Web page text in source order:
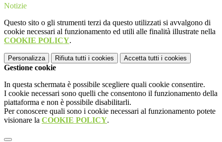
Notizie
Questo sito o gli strumenti terzi da questo utilizzati si avvalgono di
cookie necessari al funzionamento ed utili alle finalità illustrate nella
COOKIE POLICY.
Personalizza Rifiuta tutti i cookies Accetta tutti i cookies
Gestione cookie
In questa schermata è possibile scegliere quali cookie consentire.
I cookie necessari sono quelli che consentono il funzionamento della
piattaforma e non è possibile disabilitarli.
Per conoscere quali sono i cookie necessari al funzionamento potete
visionare la COOKIE POLICY.